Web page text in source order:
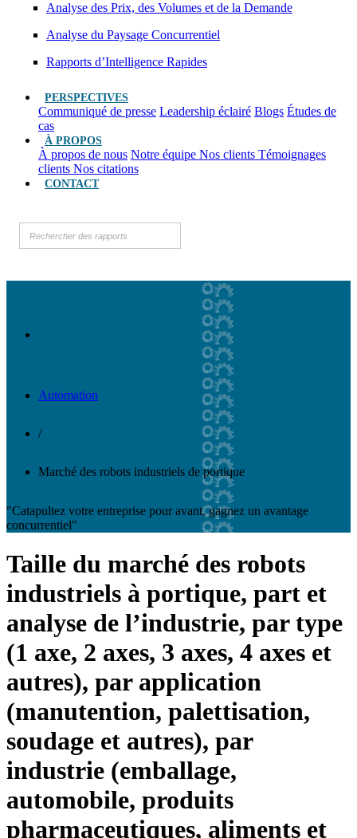
Analyse des Prix, des Volumes et de la Demande
Analyse du Paysage Concurrentiel
Rapports d’Intelligence Rapides
PERSPECTIVES
Communiqué de presse Leadership éclairé Blogs Études de
cas
À PROPOS
À propos de nous Notre équipe Nos clients Témoignages
clients Nos citations
CONTACT
Automation
/
Marché des robots industriels de portique
"Catapultez votre entreprise pour avant, gagnez un avantage
concurrentiel"
Taille du marché des robots
industriels à portique, part et
analyse de l’industrie, par type
(1 axe, 2 axes, 3 axes, 4 axes et
autres), par application
(manutention, palettisation,
soudage et autres), par
industrie (emballage,
automobile, produits
pharmaceutiques, aliments et